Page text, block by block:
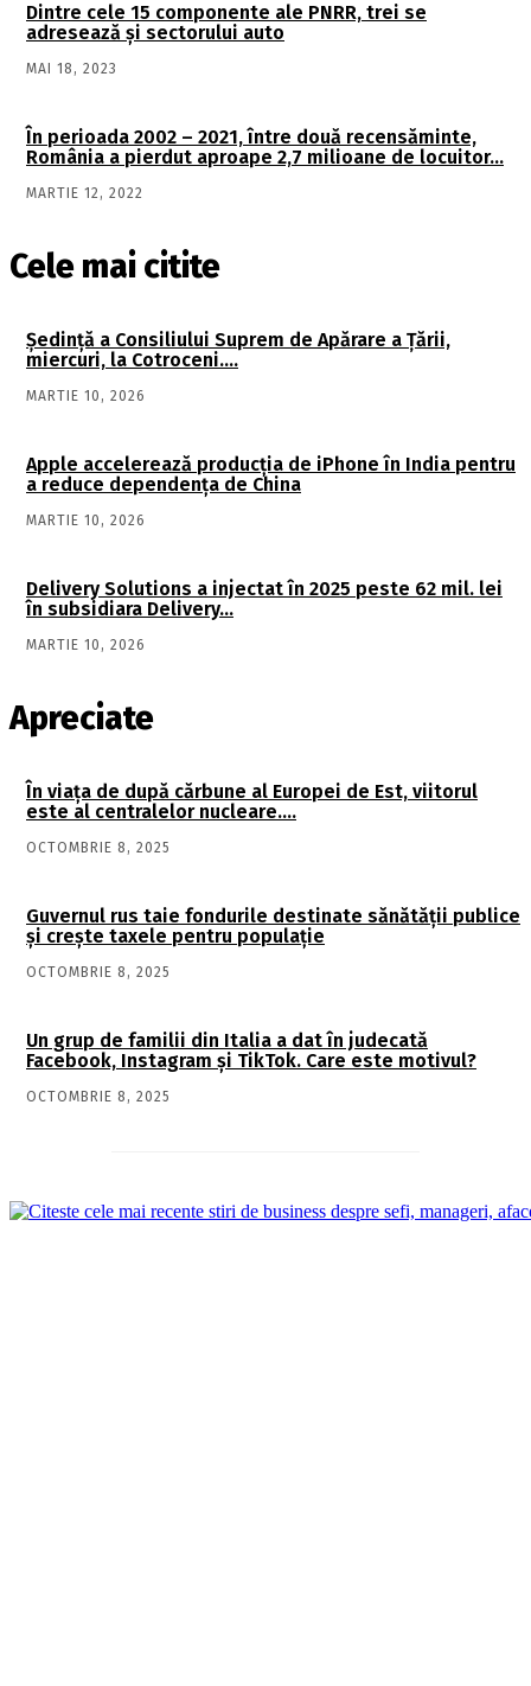
Dintre cele 15 componente ale PNRR, trei se
adresează şi sectorului auto
MAI 18, 2023
În perioada 2002 – 2021, între două recensăminte,
România a pierdut aproape 2,7 milioane de locuitor…
MARTIE 12, 2022
Cele mai citite
Şedinţă a Consiliului Suprem de Apărare a Ţării,
miercuri, la Cotroceni….
MARTIE 10, 2026
Apple accelerează producția de iPhone în India pentru
a reduce dependența de China
MARTIE 10, 2026
Delivery Solutions a injectat în 2025 peste 62 mil. lei
în subsidiara Delivery…
MARTIE 10, 2026
Apreciate
În viaţa de după cărbune al Europei de Est, viitorul
este al centralelor nucleare….
OCTOMBRIE 8, 2025
Guvernul rus taie fondurile destinate sănătății publice
și crește taxele pentru populație
OCTOMBRIE 8, 2025
Un grup de familii din Italia a dat în judecată
Facebook, Instagram și TikTok. Care este motivul?
OCTOMBRIE 8, 2025